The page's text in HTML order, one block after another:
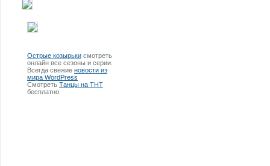
Острые козырьки смотреть
онлайн все сезоны и серии.
Всегда свежие новости из
мира WordPress
Смотреть Танцы на ТНТ
бесплатно